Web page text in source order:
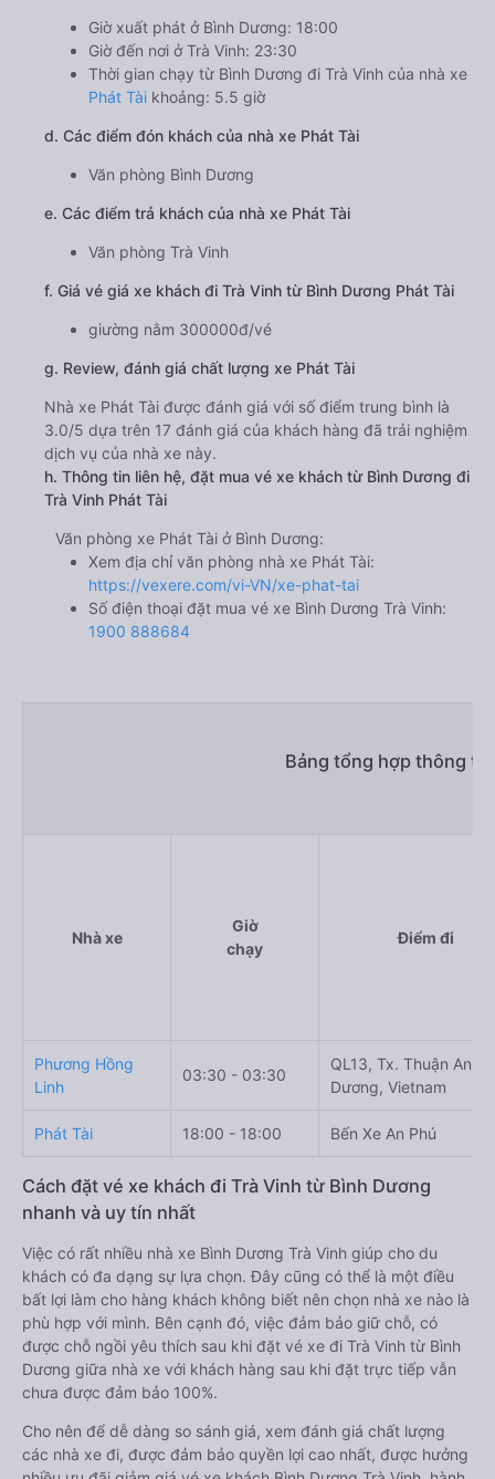
Giờ xuất phát ở Bình Dương: 18:00
Giờ đến nơi ở Trà Vinh: 23:30
Thời gian chạy từ Bình Dương đi Trà Vinh của nhà xe
Phát Tài khoảng: 5.5 giờ
d. Các điểm đón khách của nhà xe Phát Tài
Văn phòng Bình Dương
e. Các điểm trả khách của nhà xe Phát Tài
Văn phòng Trà Vinh
f. Giá vé giá xe khách đi Trà Vinh từ Bình Dương Phát Tài
giường nằm 300000đ/vé
g. Review, đánh giá chất lượng xe Phát Tài
Nhà xe Phát Tài được đánh giá với số điểm trung bình là
3.0/5 dựa trên 17 đánh giá của khách hàng đã trải nghiệm
dịch vụ của nhà xe này.
h. Thông tin liên hệ, đặt mua vé xe khách từ Bình Dương đi
Trà Vinh Phát Tài
Văn phòng xe Phát Tài ở Bình Dương:
Xem địa chỉ văn phòng nhà xe Phát Tài:
https://vexere.com/vi-VN/xe-phat-tai
Số điện thoại đặt mua vé xe Bình Dương Trà Vinh:
1900 888684
Bảng tổng hợp thông
Nhà xe
Giờ
chạy
Điểm đi
Phương Hồng
Linh
03:30 - 03:30
QL13, Tx. Thuận An,
Dương, Vietnam
Phát Tài 18:00 - 18:00 Bến Xe An Phú
Cách đặt vé xe khách đi Trà Vinh từ Bình Dương
nhanh và uy tín nhất
Việc có rất nhiều nhà xe Bình Dương Trà Vinh giúp cho du
khách có đa dạng sự lựa chọn. Đây cũng có thể là một điều
bất lợi làm cho hàng khách không biết nên chọn nhà xe nào là
phù hợp với mình. Bên cạnh đó, việc đảm bảo giữ chỗ, có
được chỗ ngồi yêu thích sau khi đặt vé xe đi Trà Vinh từ Bình
Dương giữa nhà xe với khách hàng sau khi đặt trực tiếp vẫn
chưa được đảm bảo 100%.
Cho nên để dễ dàng so sánh giá, xem đánh giá chất lượng
các nhà xe đi, được đảm bảo quyền lợi cao nhất, được hưởng